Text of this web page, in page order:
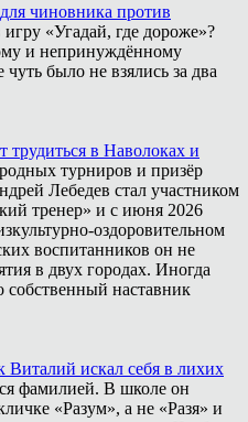
чиновника против
«Угадай, где дороже»?
и непринуждённому
было не взялись за два
трудиться в Наволоках и
турниров и призёр
Лебедев стал участником
тренер» и с июня 2026
оздоровительном
воспитанников он не
в двух городах. Иногда
собственный наставник
Виталий искал себя в лихих
фамилией. В школе он
«Разум», а не «Разя» и